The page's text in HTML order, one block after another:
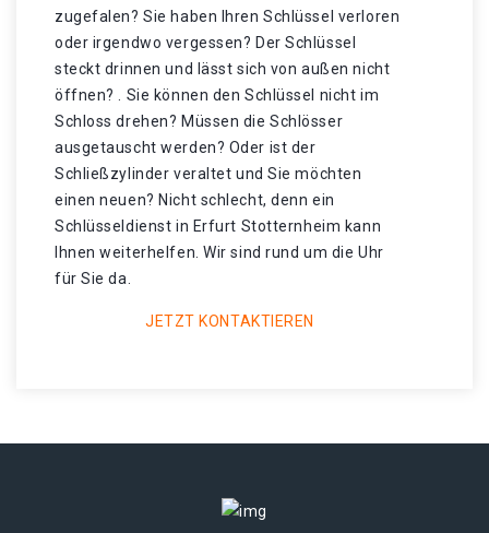
zugefalen? Sie haben Ihren Schlüssel verloren
oder irgendwo vergessen? Der Schlüssel
steckt drinnen und lässt sich von außen nicht
öffnen? . Sie können den Schlüssel nicht im
Schloss drehen? Müssen die Schlösser
ausgetauscht werden? Oder ist der
Schließzylinder veraltet und Sie möchten
einen neuen? Nicht schlecht, denn ein
Schlüsseldienst in Erfurt Stotternheim kann
Ihnen weiterhelfen. Wir sind rund um die Uhr
für Sie da.
JETZT KONTAKTIEREN